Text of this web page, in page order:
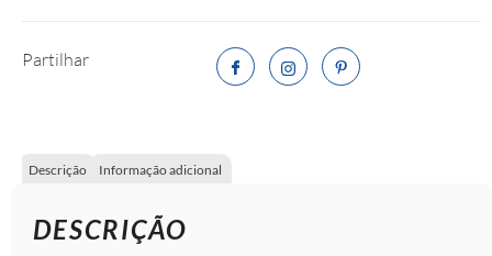
Partilhar
Descrição Informação adicional
DESCRIÇÃO